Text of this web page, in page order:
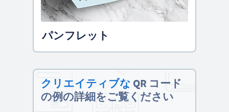
パンフレット
クリエイティブな QR コード
の例の詳細をご覧ください